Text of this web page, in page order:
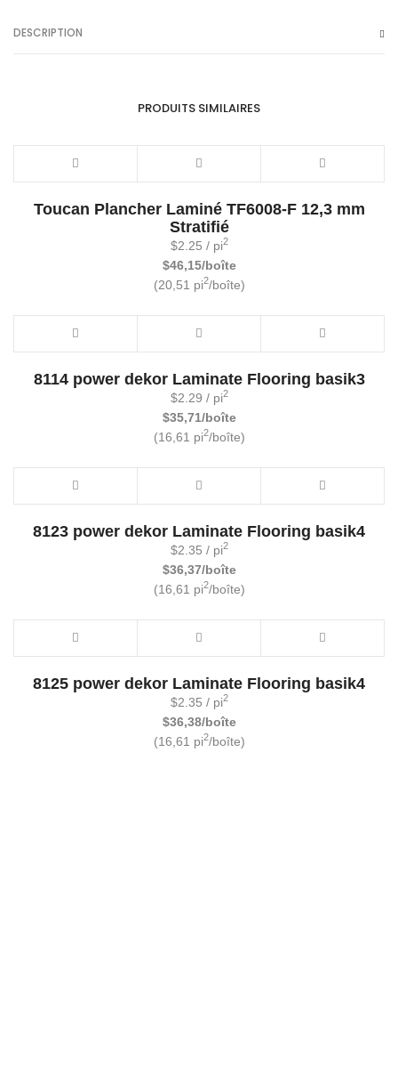
DESCRIPTION
PRODUITS SIMILAIRES
Toucan Plancher Laminé TF6008-F 12,3 mm
Stratifié
$2.25 / pi2
$46,15/boîte
(20,51 pi2/boîte)
8114 power dekor Laminate Flooring basik3
$2.29 / pi2
$35,71/boîte
(16,61 pi2/boîte)
8123 power dekor Laminate Flooring basik4
$2.35 / pi2
$36,37/boîte
(16,61 pi2/boîte)
8125 power dekor Laminate Flooring basik4
$2.35 / pi2
$36,38/boîte
(16,61 pi2/boîte)